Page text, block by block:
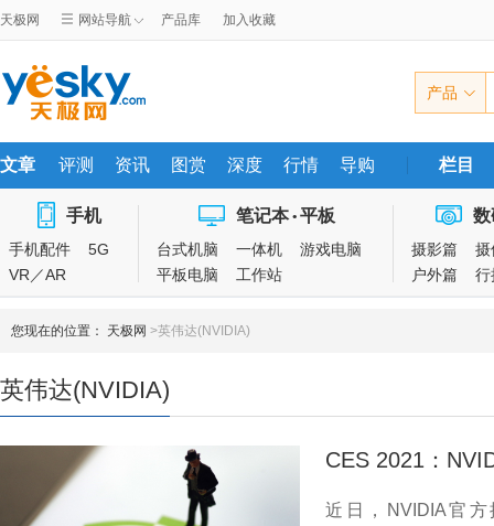
天极网 网站导航 产品库 加入收藏
产品
文章 评测 资讯 图赏 深度 行情 导购 栏目
手机
手机配件
5G
VR／AR
笔记本 • 平板
台式机脑 一体机
游戏电脑
平板电脑
工作站
数
摄影篇
摄
户外篇
行
您现在的位置： 天极网 >英伟达(NVIDIA)
英伟达(NVIDIA)
CES 2021：
近日，NVIDIA官